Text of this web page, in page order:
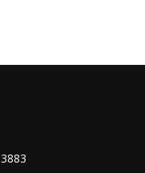
3883